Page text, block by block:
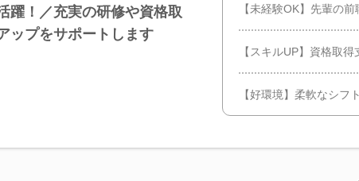
躍！／充実の研修や資格取
ップをサポートします
【未経験OK】先輩の
【スキルUP】資格取
【好環境】柔軟なシフ